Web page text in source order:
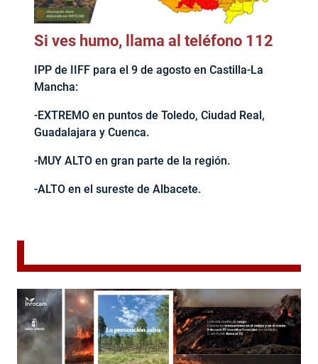
Si ves humo, llama al teléfono 112
IPP de IIFF para el 9 de agosto en Castilla-La
Mancha:
-EXTREMO en puntos de Toledo, Ciudad Real,
Guadalajara y Cuenca.
-MUY ALTO en gran parte de la región.
-ALTO en el sureste de Albacete.